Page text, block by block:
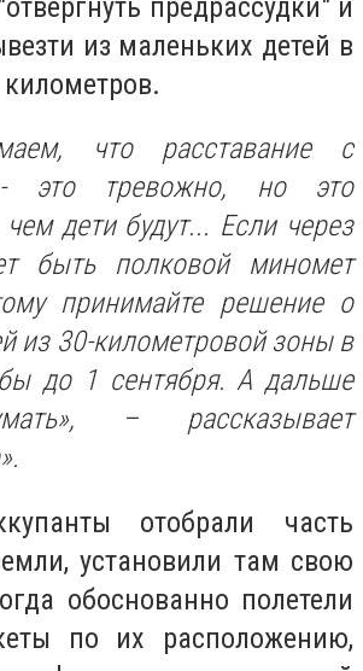
предрассудки" и
из маленьких детей в
что расставание с
это тревожно, но это
чем дети будут... Если через
быть полковой миномет
принимайте решение о
из 30-километровой зоны в
до 1 сентября. А дальше
– рассказывает
отобрали часть
установили там свою
обоснованно полетели
по их расположению,